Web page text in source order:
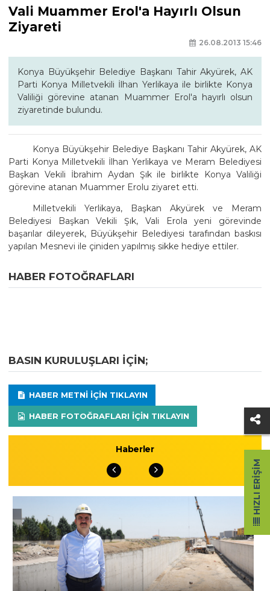
Vali Muammer Erol'a Hayırlı Olsun
Ziyareti
26.08.2013 15:46
Konya Büyükşehir Belediye Başkanı Tahir Akyürek, AK
Parti Konya Milletvekili İlhan Yerlikaya ile birlikte Konya
Valiliği görevine atanan Muammer Erol'a hayırlı olsun
ziyaretinde bulundu.
Konya Büyükşehir Belediye Başkanı Tahir Akyürek, AK
Parti Konya Milletvekili İlhan Yerlikaya ve Meram Belediyesi
Başkan Vekili İbrahim Aydan Şık ile birlikte Konya Valiliği
görevine atanan Muammer Erolu ziyaret etti.
Milletvekili Yerlikaya, Başkan Akyürek ve Meram
Belediyesi Başkan Vekili Şık, Vali Erola yeni görevinde
başarılar dileyerek, Büyükşehir Belediyesi tarafından baskısı
yapılan Mesnevi ile çiniden yapılmış sikke hediye ettiler.
HABER FOTOĞRAFLARI
BASIN KURULUŞLARI IÇIN;
HABER METNI IÇIN TIKLAYIN
HABER FOTOĞRAFLARI IÇIN TIKLAYIN
Haberler
HIZLI ERIŞIM